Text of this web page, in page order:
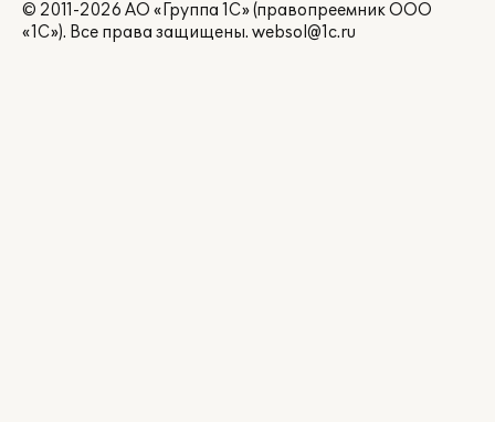
© 2011-2026 АО «Группа 1С» (правопреемник ООО
«1С»). Все права защищены. websol@1c.ru